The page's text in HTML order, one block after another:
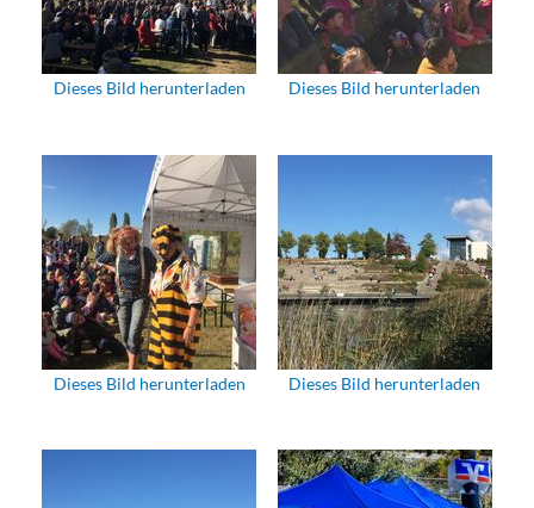
Dieses Bild herunterladen Dieses Bild herunterladen
Dieses Bild herunterladen Dieses Bild herunterladen